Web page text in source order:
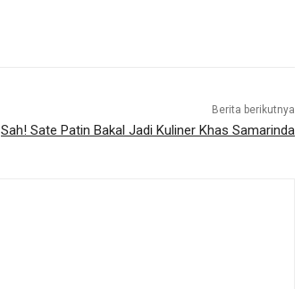
Berita berikutnya
Sah! Sate Patin Bakal Jadi Kuliner Khas Samarinda